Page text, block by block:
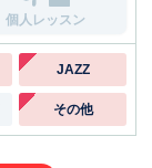
個人レッスン
JAZZ
その他